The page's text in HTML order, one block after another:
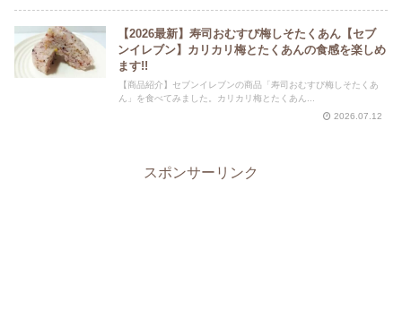
【2026最新】寿司おむすび梅しそたくあん【セブ
ンイレブン】カリカリ梅とたくあんの食感を楽しめ
ます!!
【商品紹介】セブンイレブンの商品「寿司おむすび梅しそたくあ
ん」を食べてみました。カリカリ梅とたくあん...
2026.07.12
スポンサーリンク